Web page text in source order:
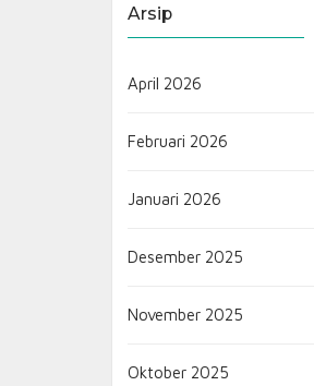
Arsip
April 2026
Februari 2026
Januari 2026
Desember 2025
November 2025
Oktober 2025